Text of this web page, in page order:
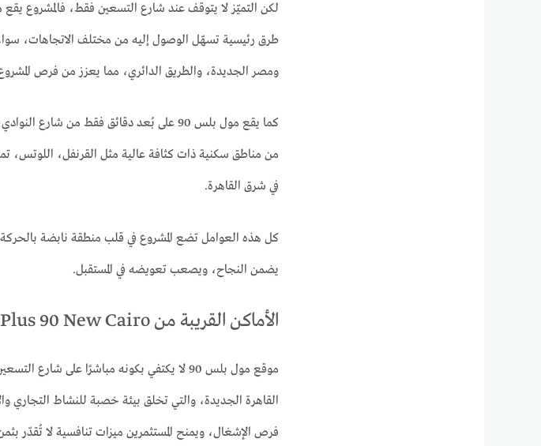
لكن التميّز لا يتوقف عند شارع التسعين فقط، فالمشروع
طرق رئيسية تسهّل الوصول إليه من مختلف الاتجاهات،
ومصر الجديدة، والطريق الدائري، مما يعزز من فرص
كما يقع مول بلس 90 على بُعد دقائق فقط من
من مناطق سكنية ذات كثافة عالية مثل القرنفل، اللوتس،
في شرق القاهرة.
كل هذه العوامل تضع المشروع في قلب منطقة نابضة بالحركة
يضمن النجاح، ويصعب تعويضه في المستقبل.
الأماكن القريبة من Mall Plus 90 New Cairo
موقع مول بلس 90 لا يكتفي بكونه مباشرًا على
القاهرة الجديدة، والتي تخلق بيئة خصبة للنشاط
فرص الإشغال، ويمنح المستثمرين ميزات تنافسية لا تُقدّر